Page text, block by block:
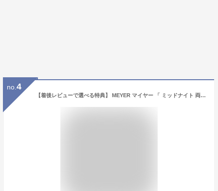
no. 4
【着後レビューで選べる特典】 MEYER マイヤー 「 ミッドナイト 両手鍋 20cm 」 鍋 調理鍋 両手鍋 調理器具 20cm キッチンツール ガス ih対応 ih PFOAフリー テフロン フッ素 焦げ付かない ガラス蓋 おしゃれ ロングセラー 生活雑貨 ブラック 黒 MNH-W20